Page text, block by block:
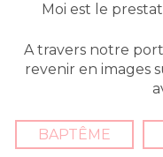
Moi est le
A travers notre
revenir en images
BAPTÊME